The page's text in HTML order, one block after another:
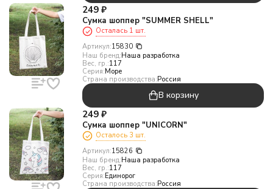
249 ₽
Сумка шоппер "SUMMER SHELL"
Осталась 1 шт.
Артикул:15830
Наш бренд:Наша разработка
Вес, гр.:117
Серия:Море
Страна производства:Россия
В корзину
249 ₽
Сумка шоппер "UNICORN"
Осталось 3 шт.
Артикул:15826
Наш бренд:Наша разработка
Вес, гр.:117
Серия:Единорог
Страна производства:Россия